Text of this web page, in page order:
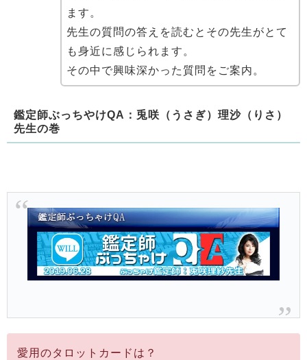
ます。
先生の質問の答えを読むとその先生がとて
も身近に感じられます。
その中で興味深かった質問をご案内。
鑑定師ぶっちやけQA：兎咲（うさぎ）理沙（りさ）
先生の巻
愛用のタロットカードは？